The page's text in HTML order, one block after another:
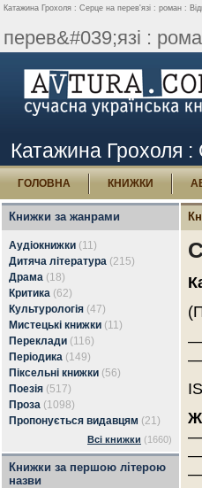
Катажина Грохоля : Серце на перев'язі : роман :
перев&#039;язі :
Катажина Грохоля :
ГОЛОВНА КНИЖКИ
Книжки за жанрами
Аудіокнижки (11)
Дитяча література (215)
Драма (18)
Критика (62)
Культурологія (47)
Мистецькі книжки (11)
Переклади (116)
Періодика (149)
Піксельні книжки (56)
Поезія (517)
Проза (1098)
Пропонується видавцям (21)
Всі книжки (1660)
Книжки за першою літерою
назви
—